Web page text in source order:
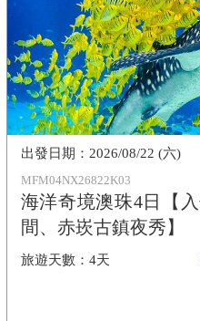
MFM04NX26822K03
海洋奇境澳珠4日【
間、赤崁古鎮夜秀】
4天
2026/08/22 (六)